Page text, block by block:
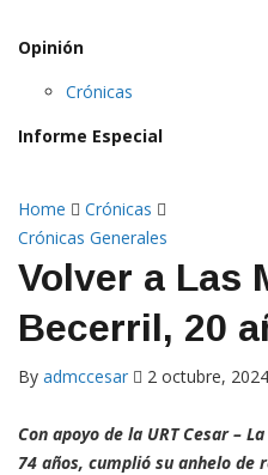
Opinión
Crónicas
Informe Especial
Home
Crónicas
Crónicas Generales
Volver a Las
Becerril, 20
By admccesar 2 octubre, 2024
Con apoyo de la URT Cesar –
74 años, cumplió su anhelo de